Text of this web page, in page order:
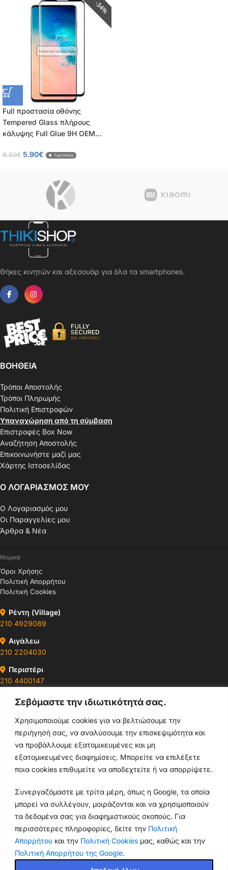
Σεβόμαστε την ιδιωτικότητά σας.
Χρησιμοποιούμε cookies για να βελτιώσουμε την
περιήγησή σας, να αναλύσουμε την επισκεψιμότητα και
να προβάλλουμε εξατομικευμένες και μη
εξατομικευμένες διαφημίσεις. Μπορείτε να επιλέξετε
ποια cookies επιθυμείτε να αποδεχτείτε ή να απορρίψετε.
Συνεργαζόμαστε με τρίτα μέρη, όπως η Google, τα οποία
μπορεί να συλλέγουν, μοιράζονται και να χρησιμοποιούν
τα δεδομένα σας για διαφημιστικούς σκοπούς. Για
περισσότερες πληροφορίες, δείτε την Πολιτική
Απορρήτου και την Πολιτική Cookies μας, καθώς και την
Πολιτική Απορρήτου της Google.
Ενδεικτική φωτογραφία
34%
Full προστασία οθόνης
Tempered Glass πλήρους
κάλυψης Full Glue 9H OEM
A31
8.90€ 5.90€ Τιμή Online
Θήκες κινητών και αξεσουάρ για όλα τα smartphones.
ΒΟΗΘΕΙΑ
Τρόποι Αποστολής
Τρόποι Πληρωμής
Πολιτική Επιστροφών
Υπαναχώρηση από τη σύμβαση
Επιστροφές Box Now
Αναζήτηση Αποστολής
Επικοινωνήστε μαζί μας
Χάρτης Ιστοσελίδας
Ο ΛΟΓΑΡΙΑΣΜΟΣ ΜΟΥ
Ο Λογαριασμός μου
Οι Παραγγελίες μου
Άρθρα & Νέα
Νομικά
Όροι Χρήσης
Πολιτική Απορρήτου
Πολιτική Cookies
Ρέντη (Village)
210 4929089
Αιγάλεω
210 2204030
Περιστέρι
210 4400147
Ωράρια & Διευθύνσεις →
210 4929089
Κεντρικό τηλέφωνο
info@thikishop.gr
Δευ - Σάβ: 10:00 - 21:00
ΔΩΡΕΑΝ ΑΠΟΣΤΟΛΗ
για παραγγελίες άνω των 35€
Copyright 2025 Powered by ThikiShop.